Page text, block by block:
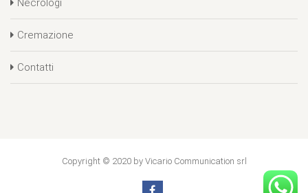
Necrologi
Cremazione
Contatti
Copyright © 2020 by Vicario Communication srl